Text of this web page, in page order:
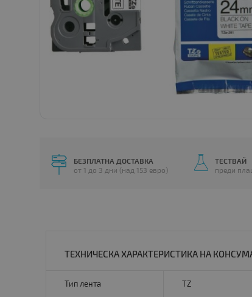
БЕЗПЛАТНА ДОСТАВКА
от 1 до 3 дни (над 153 евро)
ТЕСТВАЙ
преди
ТЕХНИЧЕСКА ХАРАКТЕРИСТИКА НА
Тип лента TZ